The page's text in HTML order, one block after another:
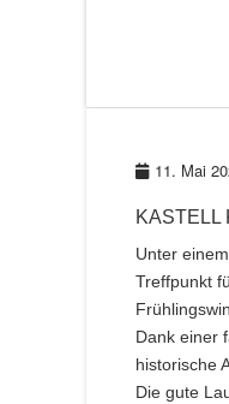
11. Mai
KASTELL
Unter
Treffpunkt
Dank einer
historische
Die gute